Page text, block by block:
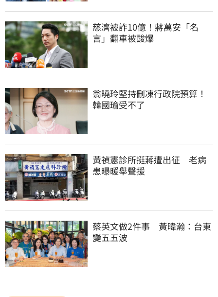
慈濟被詐10億！蔣萬安「名
言」翻車被酸爆
翁曉玲堅持刪凍行政院預算！
韓國瑜受不了
黃禎憲診所挺蔣遭出征　老病
患曝暖舉聲援
蔡英文做2件事　黃暐瀚：台東
變五五波